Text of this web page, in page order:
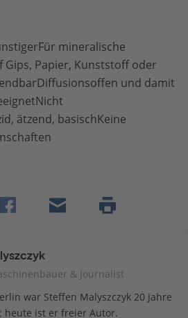
mineralische
Papier, Kunststoff oder
und damit
ätzend, basischKeine
& Journalist
war Steffen Malyszczyk 20 Jahre
heute ist er freier Autor.